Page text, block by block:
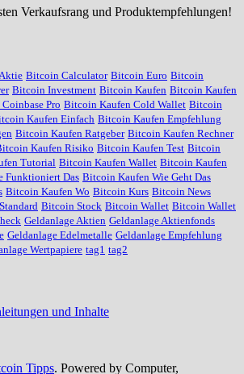
Verkaufsrang und Produktempfehlungen!
Bitcoin Calculator Bitcoin Euro Bitcoin
Bitcoin Investment Bitcoin Kaufen Bitcoin Kaufen
Pro Bitcoin Kaufen Cold Wallet Bitcoin
Kaufen Einfach Bitcoin Kaufen Empfehlung
Bitcoin Kaufen Ratgeber Bitcoin Kaufen Rechner
Kaufen Risiko Bitcoin Kaufen Test Bitcoin
Tutorial Bitcoin Kaufen Wallet Bitcoin Kaufen
Funktioniert Das Bitcoin Kaufen Wie Geht Das
Bitcoin Kaufen Wo Bitcoin Kurs Bitcoin News
Bitcoin Stock Bitcoin Wallet Bitcoin Wallet
Geldanlage Aktien Geldanlage Aktienfonds
Geldanlage Edelmetalle Geldanlage Empfehlung
Wertpapiere tag1 tag2
und Inhalte
Tipps. Powered by Computer,